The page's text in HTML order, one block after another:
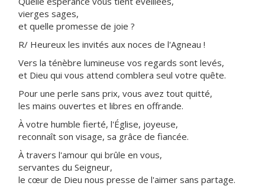
vierges sages,
et quelle promesse de joie ?
R/ Heureux les invités aux noces de l'Agneau !
Vers la ténèbre lumineuse vos regards sont levés,
et Dieu qui vous attend comblera seul votre quête.
Pour une perle sans prix, vous avez tout quitté,
les mains ouvertes et libres en offrande.
À votre humble fierté, l'Église, joyeuse,
reconnaît son visage, sa grâce de fiancée.
À travers l'amour qui brûle en vous,
servantes du Seigneur,
le cœur de Dieu nous presse de l'aimer sans partage.